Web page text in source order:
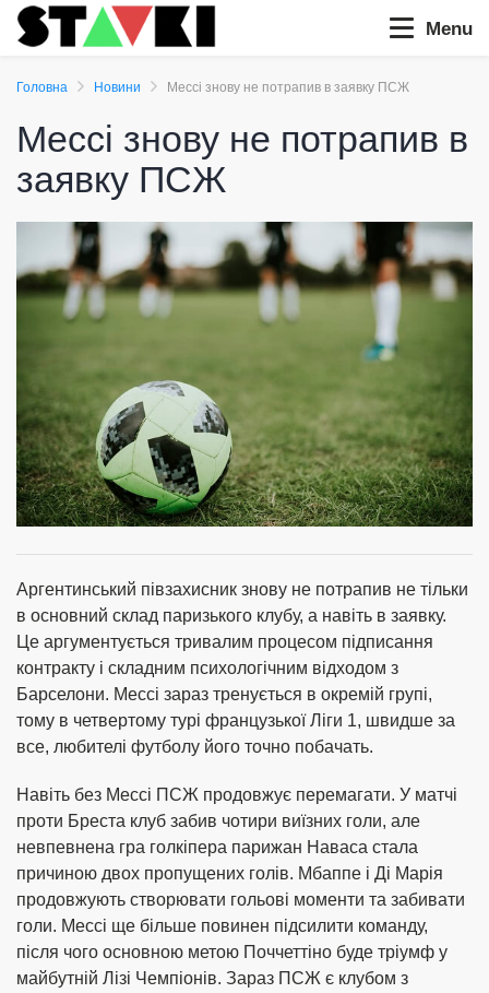
Menu
Головна Новини Мессі знову не потрапив в заявку ПСЖ
Мессі знову не потрапив в
заявку ПСЖ
Аргентинський півзахисник знову не потрапив не тільки
в основний склад паризького клубу, а навіть в заявку.
Це аргументується тривалим процесом підписання
контракту і складним психологічним відходом з
Барселони. Мессі зараз тренується в окремій групі,
тому в четвертому турі французької Ліги 1, швидше за
все, любителі футболу його точно побачать.
Навіть без Мессі ПСЖ продовжує перемагати. У матчі
проти Бреста клуб забив чотири виїзних голи, але
невпевнена гра голкіпера парижан Наваса стала
причиною двох пропущених голів. Мбаппе і Ді Марія
продовжують створювати гольові моменти та забивати
голи. Мессі ще більше повинен підсилити команду,
після чого основною метою Поччеттіно буде тріумф у
майбутній Лізі Чемпіонів. Зараз ПСЖ є клубом з